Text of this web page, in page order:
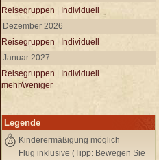
Reisegruppen
Individuell
Dezember 2026
Reisegruppen
Individuell
Januar 2027
Reisegruppen
Individuell
mehr/weniger
Legende
Kinderermäßigung möglich
Flug inklusive (Tipp: Bewegen Sie